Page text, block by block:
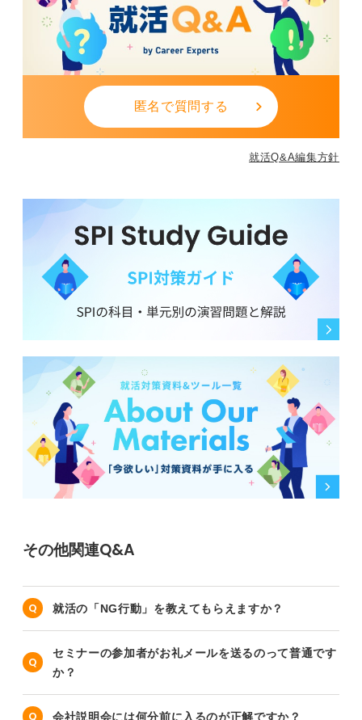
匿名で質問する
就活Q&A編集方針
その他関連Q&A
就活の「NG行動」を教えてもらえますか？
セミナーの参加者がお礼メールを送るのって普通です
か？
会社説明会には何分前に入るのが正解ですか？